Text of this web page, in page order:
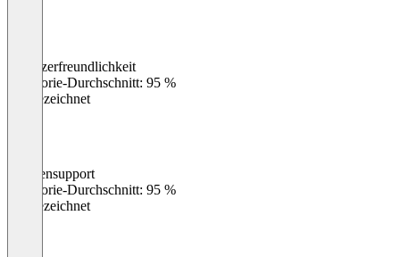
Benutzerfreundlichkeit
Kategorie-Durchschnitt: 95 %
Ausgezeichnet
Kundensupport
Kategorie-Durchschnitt: 95 %
Ausgezeichnet